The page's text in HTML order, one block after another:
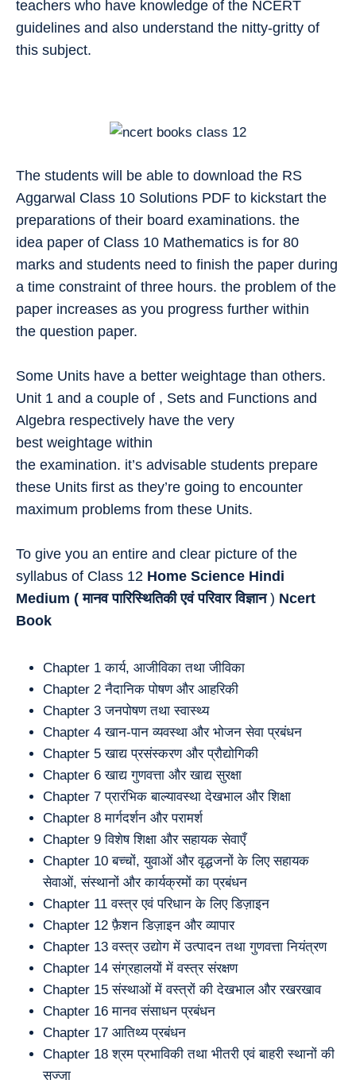
teachers who have knowledge of the NCERT
guidelines and also understand the nitty-gritty of
this subject.
The students will be able to download the RS
Aggarwal Class 10 Solutions PDF to kickstart the
preparations of their board examinations. the
idea paper of Class 10 Mathematics is for 80
marks and students need to finish the paper during
a time constraint of three hours. the problem of the
paper increases as you progress further within
the question paper.
Some Units have a better weightage than others.
Unit 1 and a couple of , Sets and Functions and
Algebra respectively have the very
best weightage within
the examination. it’s advisable students prepare
these Units first as they’re going to encounter
maximum problems from these Units.
To give you an entire and clear picture of the
syllabus of Class 12 Home Science Hindi
Medium (मानव पारिस्थितिकी एवं परिवार विज्ञान) Ncert
Book
Chapter 1 कार्य, आजीविका तथा जीविका
Chapter 2 नैदानिक पोषण और आहरिकी
Chapter 3 जनपोषण तथा स्वास्थ्य
Chapter 4 खान-पान व्यवस्था और भोजन सेवा प्रबंधन
Chapter 5 खाद्य प्रसंस्करण और प्रौद्योगिकी
Chapter 6 खाद्य गुणवत्ता और खाद्य सुरक्षा
Chapter 7 प्रारंभिक बाल्यावस्था देखभाल और शिक्षा
Chapter 8 मार्गदर्शन और परामर्श
Chapter 9 विशेष शिक्षा और सहायक सेवाएँ
Chapter 10 बच्चों, युवाओं और वृद्धजनों के लिए सहायक
सेवाओं, संस्थानों और कार्यक्रमों का प्रबंधन
Chapter 11 वस्त्र एवं परिधान के लिए डिज़ाइन
Chapter 12 फ़ैशन डिज़ाइन और व्यापार
Chapter 13 वस्त्र उद्योग में उत्पादन तथा गुणवत्ता नियंत्रण
Chapter 14 संग्रहालयों में वस्त्र संरक्षण
Chapter 15 संस्थाओं में वस्त्रों की देखभाल और रखरखाव
Chapter 16 मानव संसाधन प्रबंधन
Chapter 17 आतिथ्य प्रबंधन
Chapter 18 श्रम प्रभाविकी तथा भीतरी एवं बाहरी स्थानों की
सज्जा